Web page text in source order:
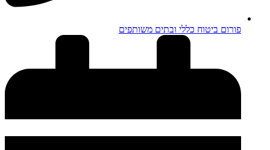
פורום ביטוח כללי ובתים משותפים